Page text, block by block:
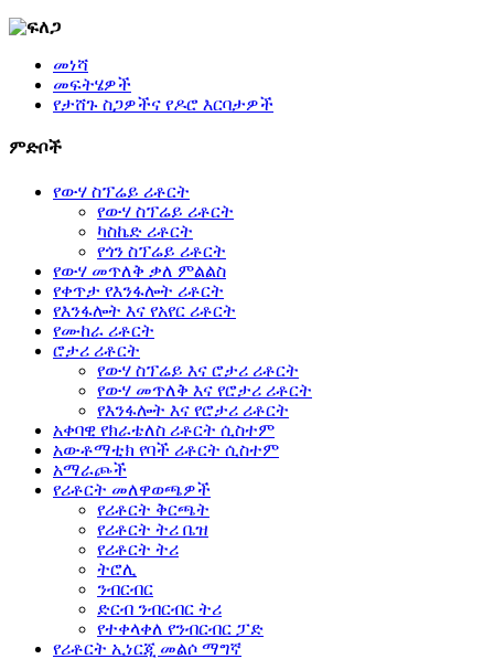
መነሻ
መፍትሄዎች
የታሸጉ ስጋዎችና የዶሮ እርባታዎች
ምድቦች
የውሃ ስፕሬይ ሪቶርት
የውሃ ስፕሬይ ሪቶርት
ካስኬድ ሪቶርት
የጎን ስፕሬይ ሪቶርት
የውሃ መጥለቅ ቃለ ምልልስ
የቀጥታ የእንፋሎት ሪቶርት
የእንፋሎት እና የአየር ሪቶርት
የሙከራ ሪቶርት
ሮታሪ ሪቶርት
የውሃ ስፕሬይ እና ሮታሪ ሪቶርት
የውሃ መጥለቅ እና የሮታሪ ሪቶርት
የእንፋሎት እና የሮታሪ ሪቶርት
አቀባዊ የክራቴለስ ሪቶርት ሲስተም
አውቶማቲክ የባች ሪቶርት ሲስተም
አማራጮች
የሪቶርት መለዋወጫዎች
የሪቶርት ቅርጫት
የሪቶርት ትሪ ቤዝ
የሪቶርት ትሪ
ትሮሊ
ንብርብር
ድርብ ንብርብር ትሪ
የተቀላቀለ የንብርብር ፓድ
የሪቶርት ኢነርጂ መልሶ ማግኛ